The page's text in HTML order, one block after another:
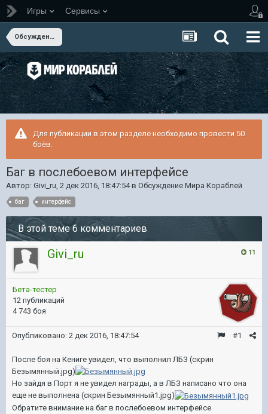
Игры Сервисы
Обсуждение Мира Кораблей
Для публикации в этом разделе необходимо провести 50
боёв.
Баг в послебоевом интерфейсе
Автор: Givi_ru, 2 дек 2016, 18:47:54в Обсуждение Мира Кораблей
баг интерфейс
В этой теме 6 комментариев
11
Givi_ru
Бета-тестер
12 публикаций
4 743 боя
#1
Опубликовано: 2 дек 2016, 18:47:54
После боя на Кениге увидел, что выполнил ЛБЗ (скрин
Безымянный.jpg)
Но зайдя в Порт я не увидел награды, а в ЛБЗ написано что она
еще не выполнена (скрин Безымянный1.jpg)
Обратите внимание на баг в послебоевом интерфейсе